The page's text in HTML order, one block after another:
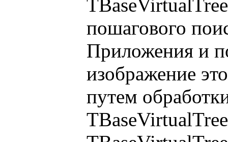
пошагового
Приложения и
изображение
путем